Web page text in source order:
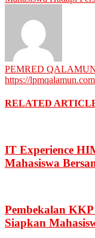
PEMRED
https://lpmqalamun.com
RELATED
IT Experience
Mahasiswa
Pembekalan
Siapkan